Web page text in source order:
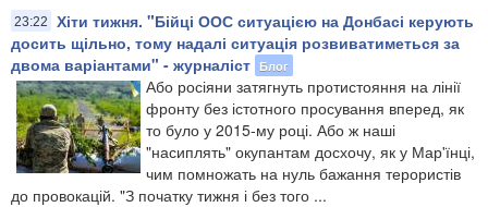
23:22
Хіти тижня. "Бійці ООС ситуацією на Донбасі керують
досить щільно, тому надалі ситуація розвиватиметься за
двома варіантами" - журналіст Блог
Або росіяни затягнуть протистояння на лінії
фронту без істотного просування вперед, як
то було у 2015-му році. Або ж наші
"насиплять" окупантам досхочу, як у Мар'їнці,
чим помножать на нуль бажання терористів
до провокацій. "З початку тижня і без того ...